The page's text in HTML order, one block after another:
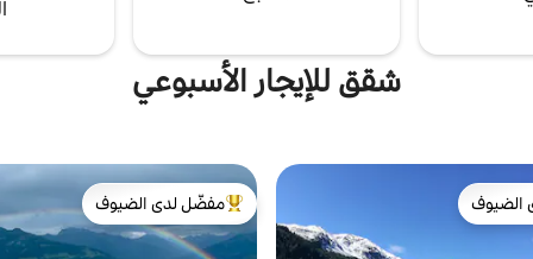
شقق للإيجار الأسبوعي
الضيوف
الضيوف
من أبرز البيوت المفضّلة لدى الضيوف
مفضّل لدى الضيوف